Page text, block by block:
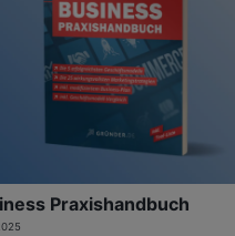
Praxishandbuch